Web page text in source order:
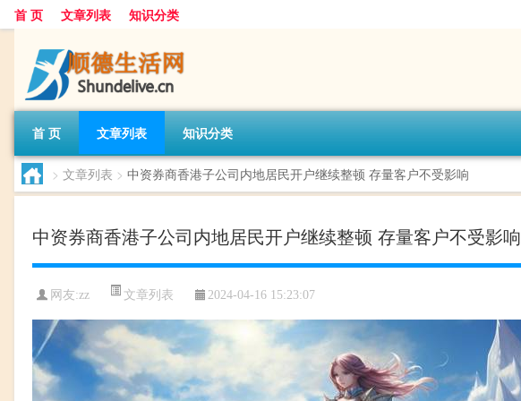
首 页 文章列表 知识分类
首 页 文章列表 知识分类
> 文章列表 > 中资券商香港子公司内地居民开户继续整顿 存量客户不受影响
中资券商香港子公司内地居民开户继续整顿 存量客户不受影响
网友:zz 文章列表 2024-04-16 15:23:07